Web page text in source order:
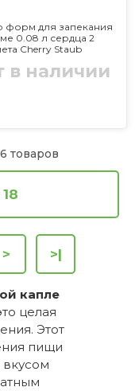
форм для запекания
0.08 л сердца 2
Cherry Staub
в наличии
товаров
> >|
капле
целая
Этот
пищи